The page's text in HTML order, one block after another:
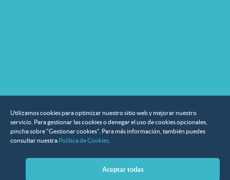
Utilizamos cookies para optimizar nuestro sitio web y mejorar nuestro
servicio. Para gestionar las cookies o denegar el uso de cookies opcionales,
pincha sobre "Gestionar cookies". Para más información, también puedes
consultar nuestra Política de Cookies
Aceptar todas